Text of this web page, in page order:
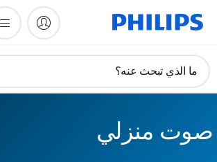
دعم
ما الذي تبحث عنه؟
صوت منزلي